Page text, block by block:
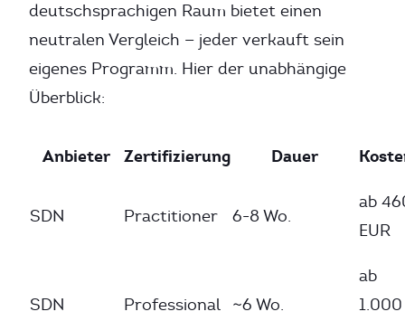
deutschsprachigen Raum bietet einen
neutralen Vergleich — jeder verkauft sein
eigenes Programm. Hier der unabhängige
Überblick:
Anbieter Zertifizierung Dauer
SDN Practitioner 6-8 Wo.
ab
EUR
SDN Professional ~6 Wo.
ab
1.000